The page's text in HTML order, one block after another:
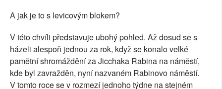
A jak je to s levicovým blokem?
V této chvíli představuje ubohý pohled. Až dosud se s
házeli alespoň jednou za rok, když se konalo velké
pamětní shromáždění za Jicchaka Rabina na náměstí,
kde byl zavražděn, nyní nazvaném Rabinovo náměstí.
V tomto roce se v rozmezí jednoho týdne na stejném